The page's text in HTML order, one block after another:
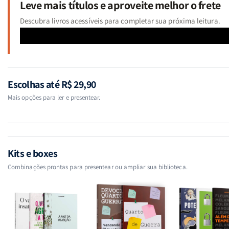
Leve mais títulos e aproveite melhor o frete
Descubra livros acessíveis para completar sua próxima leitura.
Escolhas até R$ 29,90
Mais opções para ler e presentear.
Kits e boxes
Combinações prontas para presentear ou ampliar sua biblioteca.